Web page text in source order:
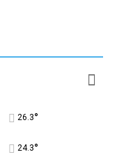
26.3°
24.3°